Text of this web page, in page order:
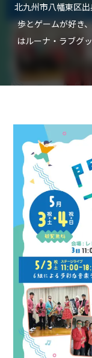
北九州市八幡東区
歩とゲームが好き
はルーナ・ラブグ